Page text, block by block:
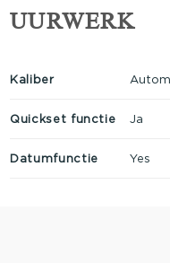
UURWERK
Kaliber
Quickset functie Ja
Datumfunctie Yes